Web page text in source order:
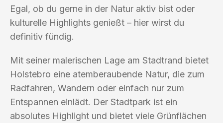
Egal, ob du gerne in der Natur aktiv bist oder
kulturelle Highlights genießt – hier wirst du
definitiv fündig.
Mit seiner malerischen Lage am Stadtrand bietet
Holstebro eine atemberaubende Natur, die zum
Radfahren, Wandern oder einfach nur zum
Entspannen einlädt. Der Stadtpark ist ein
absolutes Highlight und bietet viele Grünflächen